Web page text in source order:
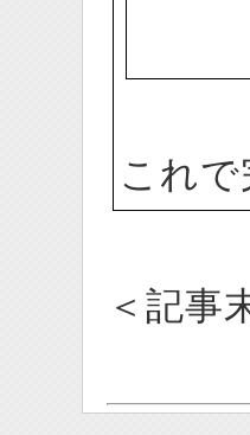
これで
＜記事